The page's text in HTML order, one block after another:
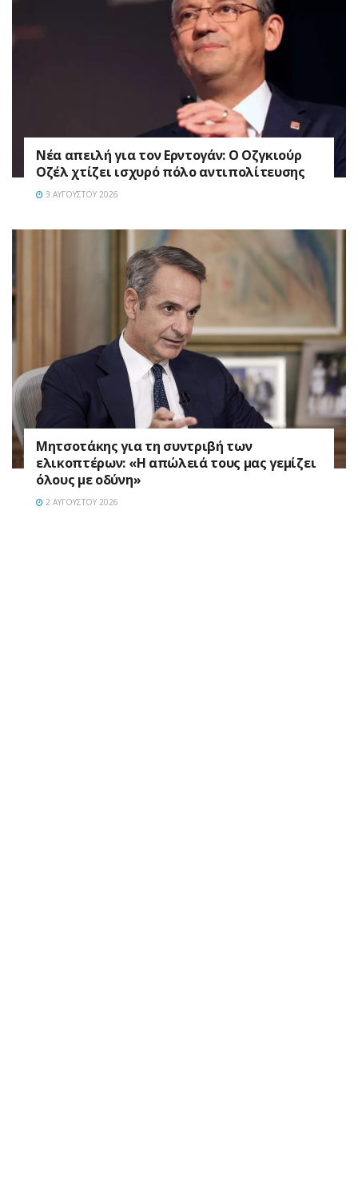
Νέα απειλή για τον Ερντογάν: Ο Οζγκιούρ
Οζέλ χτίζει ισχυρό πόλο αντιπολίτευσης
3 ΑΥΓΟΎΣΤΟΥ 2026
Μητσοτάκης για τη συντριβή των
ελικοπτέρων: «Η απώλειά τους μας γεμίζει
όλους με οδύνη»
2 ΑΥΓΟΎΣΤΟΥ 2026